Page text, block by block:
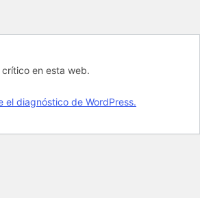
en esta web.
el diagnóstico de WordPress.